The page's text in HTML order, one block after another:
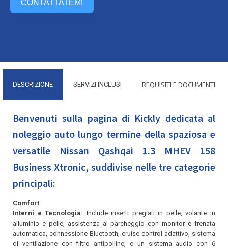
CONTATTATEMI
DESCRIZIONE SERVIZI INCLUSI REQUISITI E DOCUMENTI
Benvenuti sulla pagina di Kickly dedicata al
noleggio auto lungo termine della spaziosa e
versatile Nissan Qashqai 1.3 MHEV 158
Business Xtronic, suddivise nelle tre categorie
principali:
Comfort
Interni e Tecnologia: Include inserti pregiati in pelle, volante in
alluminio e pelle, assistenza al parcheggio con monitor e frenata
automatica, connessione Bluetooth, cruise control adattivo, sistema
di ventilazione con filtro antipolline, e un sistema audio con 6